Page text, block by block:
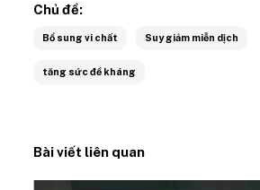
Chủ đề:
Bổ sung vi chất Suy giảm miễn dịch
tăng sức đề kháng
Bài viết liên quan